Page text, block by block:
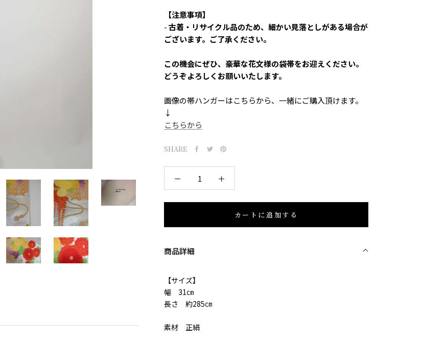
【注意事項】
-古着・リサイクル品のため、細かい見落としがある場合が
ございます。ご了承ください。
この機会にぜひ、豪華な花文様の袋帯をお迎えください。
どうぞよろしくお願いいたします。
画像の帯ハンガーはこちらから、一緒にご購入頂けます。
↓
こちらから
SHARE
カートに追加する
商品詳細
【サイズ】
幅 31㎝
長さ 約285㎝
素材 正絹